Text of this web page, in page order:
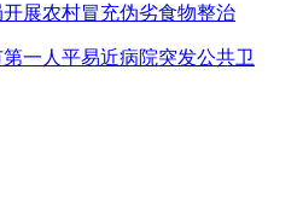
展农村冒充伪劣食物整治
一人平易近病院突发公共卫